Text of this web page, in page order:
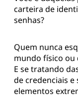
carteira de
senhas?
Quem nunca
mundo físico ou
E se tratando
de credenciais
elementos